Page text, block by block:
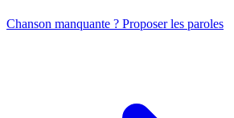
Chanson manquante ? Proposer les paroles